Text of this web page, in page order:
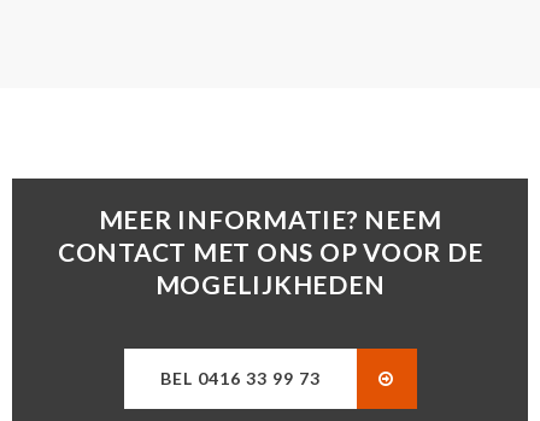
MEER INFORMATIE? NEEM
CONTACT MET ONS OP VOOR DE
MOGELIJKHEDEN
BEL 0416 33 99 73